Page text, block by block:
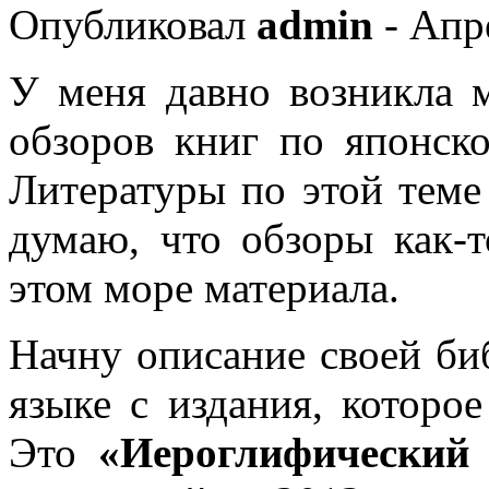
Опубликовал admin -
У меня давно возникла
обзоров книг по
Литературы по этой
думаю, что обзоры как-
этом море материала.
Начну описание своей
языке с издания,
Это